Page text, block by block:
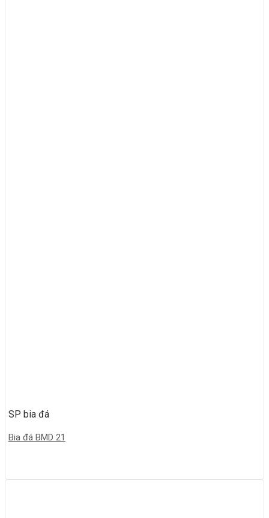
SP bia đá
Bia đá BMD 21